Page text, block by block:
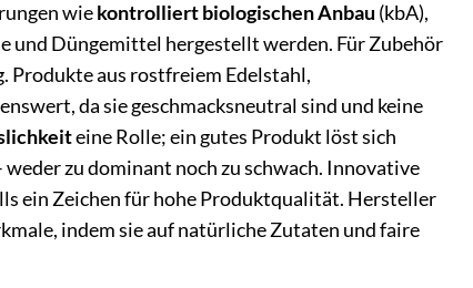
wiekontrolliert biologischen Anbau (kbA),
und Düngemittel hergestellt werden. Für Zubehör
Produkte aus rostfreiem Edelstahl,
da sie geschmacksneutral sind und keine
eine Rolle; ein gutes Produkt löst sich
weder zu dominant noch zu schwach. Innovative
ein Zeichen für hohe Produktqualität. Hersteller
indem sie auf natürliche Zutaten und faire